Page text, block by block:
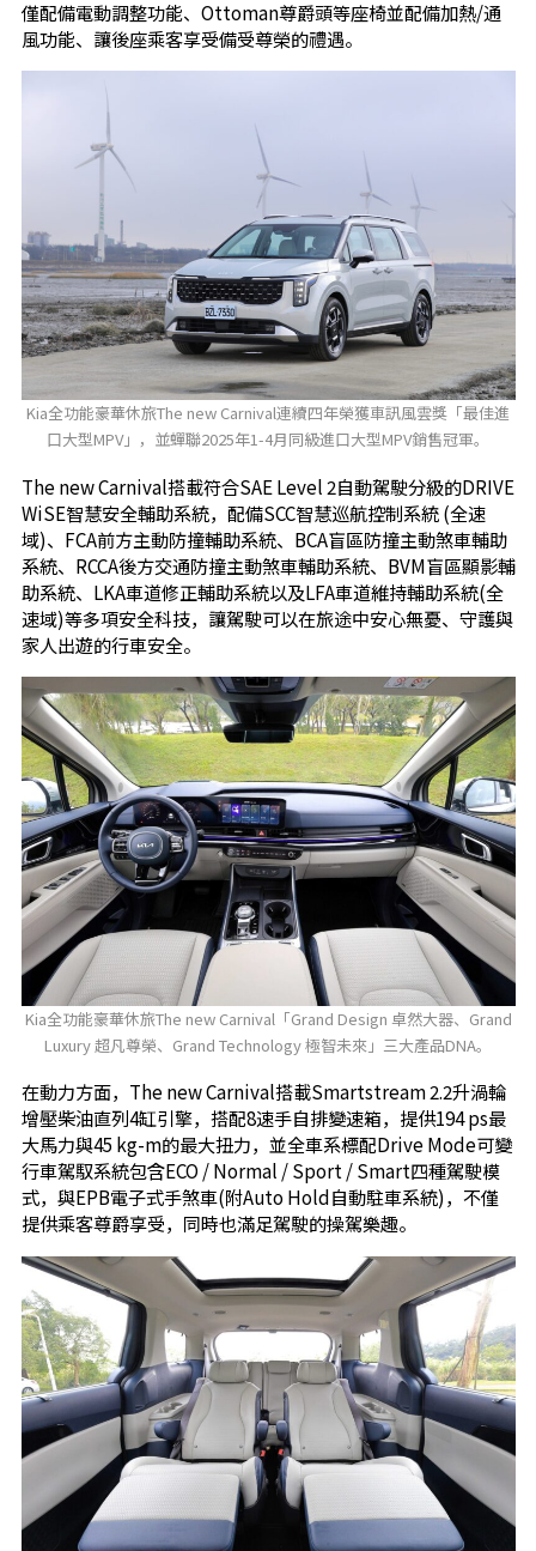
僅配備電動調整功能、Ottoman尊爵頭等座椅並配備加熱/通
風功能、讓後座乘客享受備受尊榮的禮遇。
Kia全功能豪華休旅The new Carnival連續四年榮獲車訊風雲獎「最佳進
口大型MPV」，並蟬聯2025年1-4月同級進口大型MPV銷售冠軍。
The new Carnival搭載符合SAE Level 2自動駕駛分級的DRIVE
WiSE智慧安全輔助系統，配備SCC智慧巡航控制系統 (全速
域)、FCA前方主動防撞輔助系統、BCA盲區防撞主動煞車輔助
系統、RCCA後方交通防撞主動煞車輔助系統、BVM盲區顯影輔
助系統、LKA車道修正輔助系統以及LFA車道維持輔助系統(全
速域)等多項安全科技，讓駕駛可以在旅途中安心無憂、守護與
家人出遊的行車安全。
Kia全功能豪華休旅The new Carnival「Grand Design 卓然大器、Grand
Luxury 超凡尊榮、Grand Technology 極智未來」三大產品DNA。
在動力方面，The new Carnival搭載Smartstream 2.2升渦輪
增壓柴油直列4缸引擎，搭配8速手自排變速箱，提供194 ps最
大馬力與45 kg-m的最大扭力，並全車系標配Drive Mode可變
行車駕馭系統包含ECO / Normal / Sport / Smart四種駕駛模
式，與EPB電子式手煞車(附Auto Hold自動駐車系統)，不僅
提供乘客尊爵享受，同時也滿足駕駛的操駕樂趣。